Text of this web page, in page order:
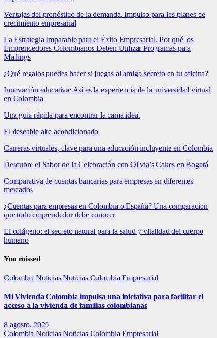
Ventajas del pronóstico de la demanda. Impulso para los planes de
crecimiento empresarial
La Estrategia Imparable para el Éxito Empresarial. Por qué los
Emprendedores Colombianos Deben Utilizar Programas para
Mailings
¿Qué regalos puedes hacer si juegas al amigo secreto en tu oficina?
Innovación educativa: Así es la experiencia de la universidad virtual
en Colombia
Una guía rápida para encontrar la cama ideal
El deseable aire acondicionado
Carreras virtuales, clave para una educación incluyente en Colombia
Descubre el Sabor de la Celebración con Olivia’s Cakes en Bogotá
Comparativa de cuentas bancarias para empresas en diferentes
mercados
¿Cuentas para empresas en Colombia o España? Una comparación
que todo emprendedor debe conocer
El colágeno: el secreto natural para la salud y vitalidad del cuerpo
humano
You missed
Colombia Noticias Noticias Colombia Empresarial
Mi Vivienda Colombia impulsa una iniciativa para facilitar el
acceso a la vivienda de familias colombianas
8 agosto, 2026
Colombia Noticias Noticias Colombia Empresarial